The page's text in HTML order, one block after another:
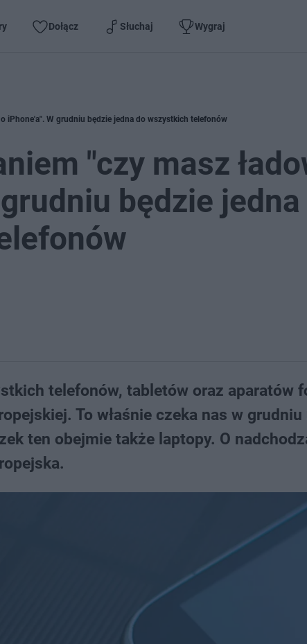
Dołącz Słuchaj Wygraj
iPhone'a". W grudniu będzie jedna do wszystkich telefonów
"czy masz
będzie
telefonów, tabletów oraz aparatów
To właśnie czeka nas w
ten obejmie także laptopy. O